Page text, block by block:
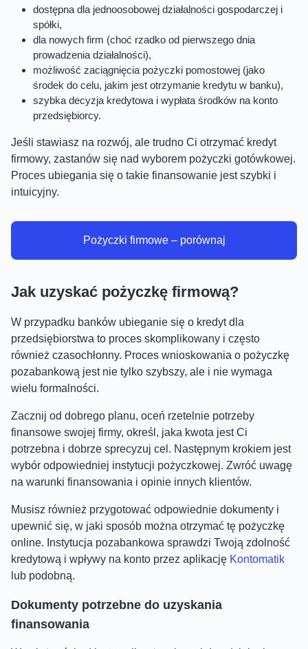
dostępna dla jednoosobowej działalności gospodarczej i
spółki,
dla nowych firm (choć rzadko od pierwszego dnia
prowadzenia działalności),
możliwość zaciągnięcia pożyczki pomostowej (jako
środek do celu, jakim jest otrzymanie kredytu w banku),
szybka decyzja kredytowa i wypłata środków na konto
przedsiębiorcy.
Jeśli stawiasz na rozwój, ale trudno Ci otrzymać kredyt
firmowy, zastanów się nad wyborem pożyczki gotówkowej.
Proces ubiegania się o takie finansowanie jest szybki i
intuicyjny.
Pożyczki firmowe – porównaj
Jak uzyskać pożyczkę firmową?
W przypadku banków ubieganie się o kredyt dla
przedsiębiorstwa to proces skomplikowany i często
również czasochłonny. Proces wnioskowania o pożyczkę
pozabankową jest nie tylko szybszy, ale i nie wymaga
wielu formalności.
Zacznij od dobrego planu, oceń rzetelnie potrzeby
finansowe swojej firmy, określ, jaka kwota jest Ci
potrzebna i dobrze sprecyzuj cel. Następnym krokiem jest
wybór odpowiedniej instytucji pożyczkowej. Zwróć uwagę
na warunki finansowania i opinie innych klientów.
Musisz również przygotować odpowiednie dokumenty i
upewnić się, w jaki sposób można otrzymać tę pożyczkę
online. Instytucja pozabankowa sprawdzi Twoją zdolność
kredytową i wpływy na konto przez aplikację Kontomatik
lub podobną.
Dokumenty potrzebne do uzyskania
finansowania